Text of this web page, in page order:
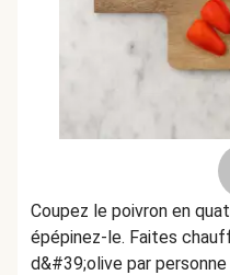
Coupez le poivron en
épépinez-le. Faites
d&#39;olive par